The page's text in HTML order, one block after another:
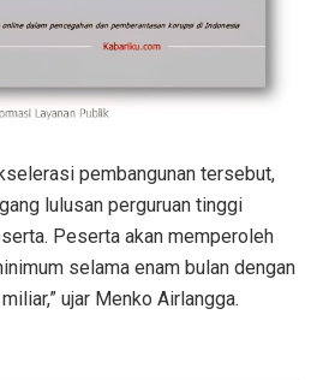
pembangunan tersebut,
lulusan perguruan tinggi
Peserta akan memperoleh
selama enam bulan dengan
ujar Menko Airlangga.